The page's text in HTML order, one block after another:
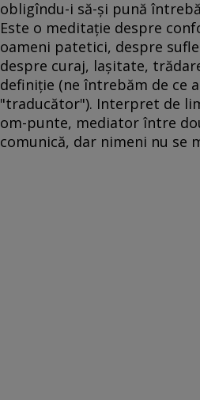
obligîndu-i să-şi pună
Este o meditaţie despre
oameni patetici, despre
despre curaj, laşitate,
definiţie (ne întrebăm de ce
"traducător"). Interpret de
om-punte, mediator între
comunică, dar nimeni nu se